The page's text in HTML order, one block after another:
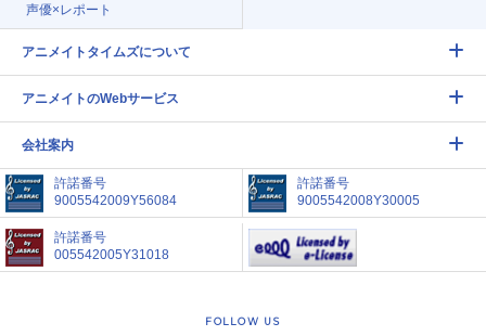
声優×レポート
アニメイトタイムズについて
アニメイトのWebサービス
会社案内
許諾番号
9005542009Y56084
許諾番号
9005542008Y30005
許諾番号
005542005Y31018
FOLLOW US